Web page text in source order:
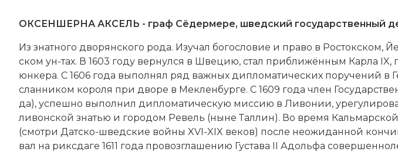
ОКСЕНШЕРНА АКСЕЛЬ - граф Сёдермере, шведский государственный
Из знат­но­го дво­рян­ско­го ро­да. Изу­чал бо­го­сло­вие и пра­во в Рос­ток­ском,
ском ун-тах. В 1603 году вер­нул­ся в Шве­цию, стал при­бли­жён­ным Кар­ла IX,
юн­ке­ра. С 1606 года вы­пол­нял ряд важ­ных ди­пло­ма­тических по­ру­че­ний в
слан­ни­ком ко­ро­ля при дво­ре в Мек­лен­бур­ге. С 1609 года член
да), ус­пеш­но вы­пол­нил ди­пло­ма­тическую мис­сию в Ли­во­нии,
ли­вон­ской зна­тью и городом Ре­вель (ны­не Тал­лин). Во вре­мя Каль­мар­ской
(смотри Дат­ско-швед­ские вой­ны XVI-XIX веков) по­сле не­ожи­дан­ной
вал на рик­сда­ге 1611 года про­воз­гла­ше­нию Гус­та­ва II Адоль­фа